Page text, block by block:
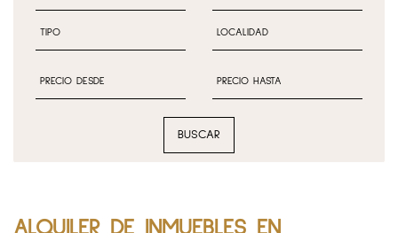
BUSCAR
ALQUILER DE INMUEBLES EN